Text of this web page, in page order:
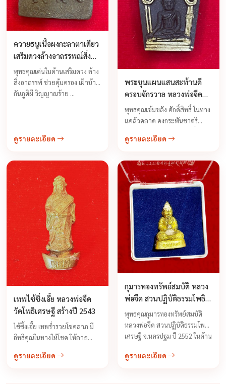
ควายธนูเนื้อผงกะลาตาเดียว
เสริมดวงล้างอาถรรพณ์สิ่ง
อัปมงคล หลวงพ่อจืด วัดโพธิ
เศรษฐี
พุทธคุณเด่นในด้านเสริมดวง ล้าง
สิ่งอาถรรพ์ ช่วยคุ้มครอง เฝ้าบ้าน
กันภูติผี วิญญาณร้าย ...
ดูรายละเอียด
พระขุนแผนแสนสะท้านดี
ครอบจักรวาล หลวงพ่อจืด
วัดโพธิเศรษฐี จ.นครปฐม
พุทธคุณเข้มขลัง ศักดิ์สิทธิ์ ในทาง
แคล้วคลาด คงกระพันชาตรี
รวมทั้งด้านเมตตามหานิยม ...
ดูรายละเอียด
เทพไซ้ซิ่งเอี้ย หลวงพ่อจืด
วัดโพธิเศรษฐี สร้างปี 2543
ไช้ซิ้งเอี้ย เทพร่ำรวยโชคลาภ มี
อิทธิคุณในทางให้โชค ให้ลาภ
นี้ ควรตั้งองค์เทพเจ้าแห่งโชคลาภ
เงิน ...
ดูรายละเอียด
กุมารทองทรัพย์สมบัติ หลวง
พ่อจืด สวนปฏิบัติธรรมโพธิ
เศรษฐี จ.นครปฐม ปี 2552
พุทธคุณกุมารทองทรัพย์สมบัติ
หลวงพ่อจืด สวนปฏิบัติธรรมโพธิ
เศรษฐี จ.นครปฐม ปี 2552 ในด้าน
ดูรายละเอียด